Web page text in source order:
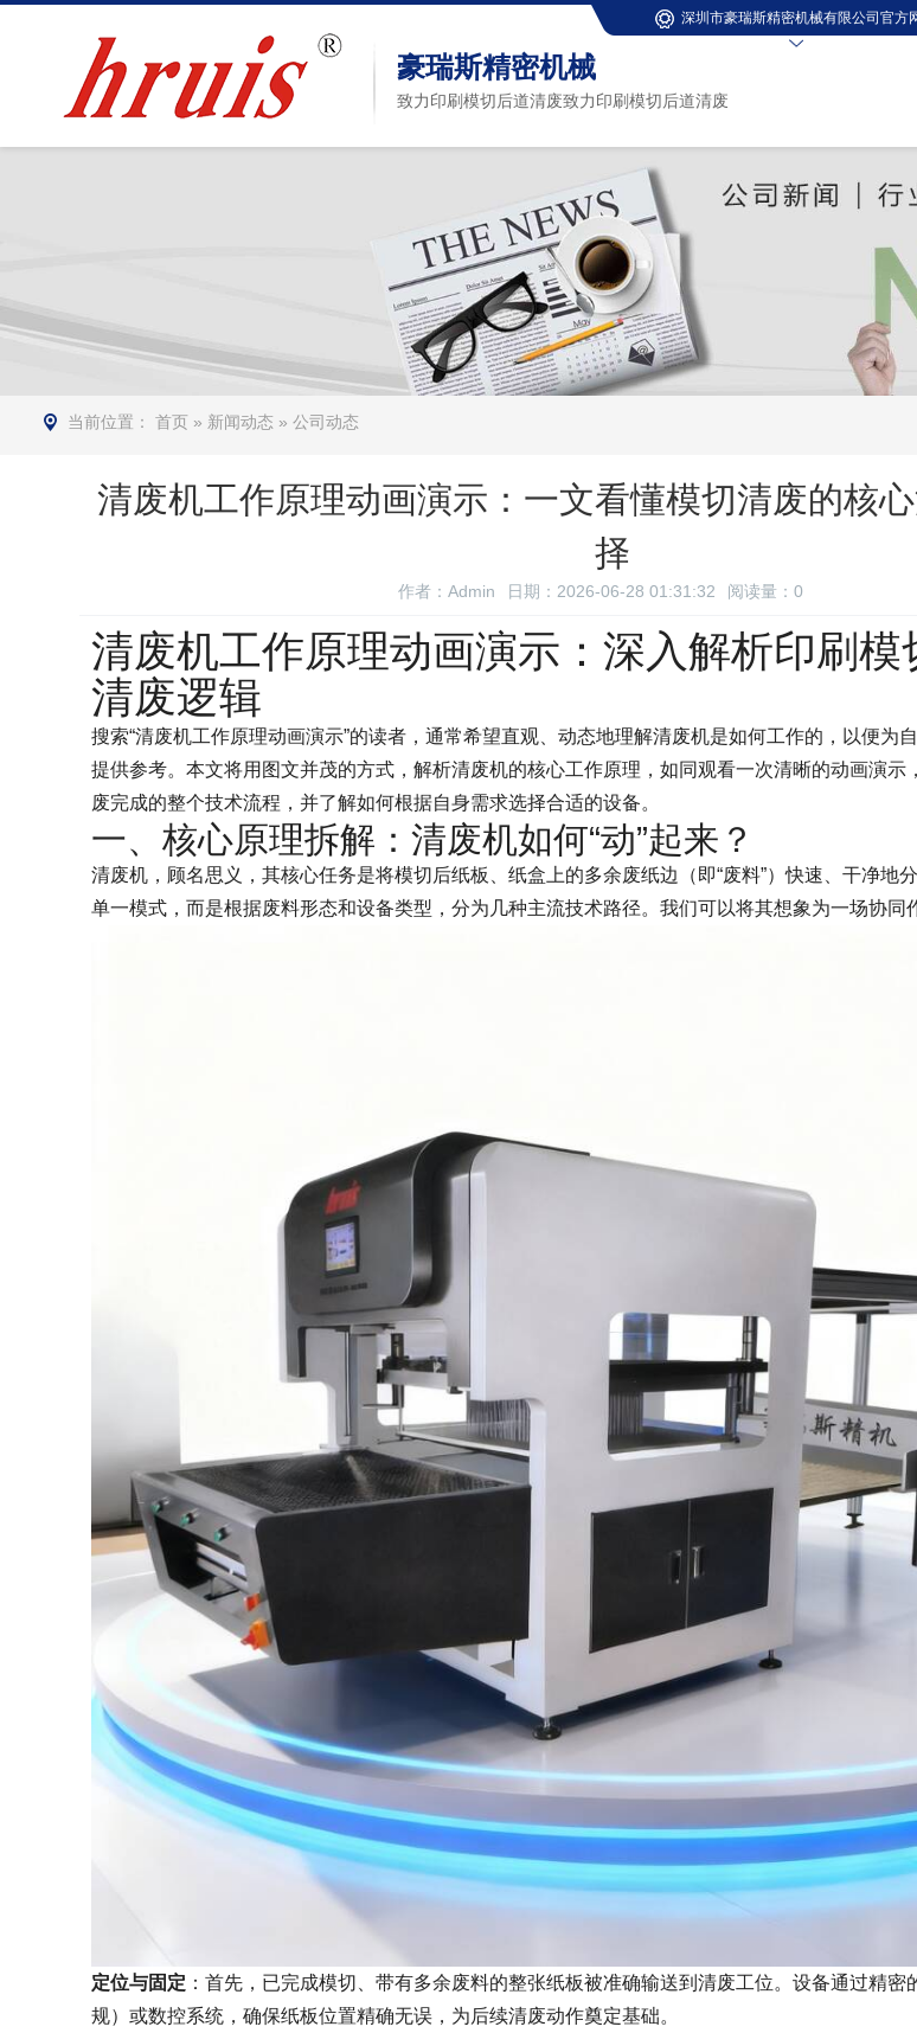
豪瑞斯精密机械
致力印刷模切后道清废致力印刷模切后道清废
深圳市豪瑞斯精密机械有限公司官方
当前位置： 首页 » 新闻动态 » 公司动态
清废机工作原理动画演示：一文看懂模切清废的核
择
作者：Admin 日期：2026-06-28 01:31:32 阅读量： 0
清废机工作原理动画演示：深入解析印刷模
清废逻辑
搜索“清废机工作原理动画演示”的读者，通常希望直观、动态地理解清废机是如何工作的，以便为
提供参考。本文将用图文并茂的方式，解析清废机的核心工作原理，如同观看一次清晰的动画演示
废完成的整个技术流程，并了解如何根据自身需求选择合适的设备。
一、核心原理拆解：清废机如何“动”起来？
清废机，顾名思义，其核心任务是将模切后纸板、纸盒上的多余废纸边（即“废料”）快速、干净地
单一模式，而是根据废料形态和设备类型，分为几种主流技术路径。我们可以将其想象为一场协同
定位与固定 ：首先，已完成模切、带有多余废料的整张纸板被准确输送到清废工位。设备通过精密
规）或数控系统，确保纸板位置精确无误，为后续清废动作奠定基础。